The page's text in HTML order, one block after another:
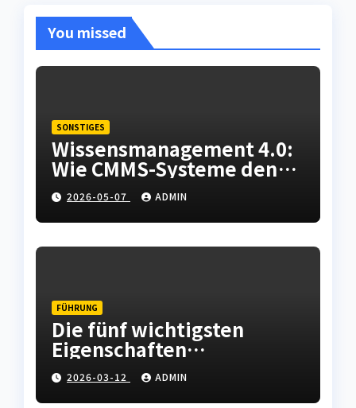
You missed
SONSTIGES
Wissensmanagement 4.0:
Wie CMMS-Systeme den
Fachkräftemangel in der
Instandhaltung abfedern
2026-05-07 ADMIN
FÜHRUNG
Die fünf wichtigsten
Eigenschaften
hochwertiger
Leiterplatten
2026-03-12 ADMIN